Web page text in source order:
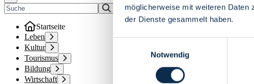
möglicherweise mit weiteren Daten
der Dienste gesammelt haben.
Notwendig
Startseite
Leben
Kultur
Tourismus
Bildung
Wirtschaft